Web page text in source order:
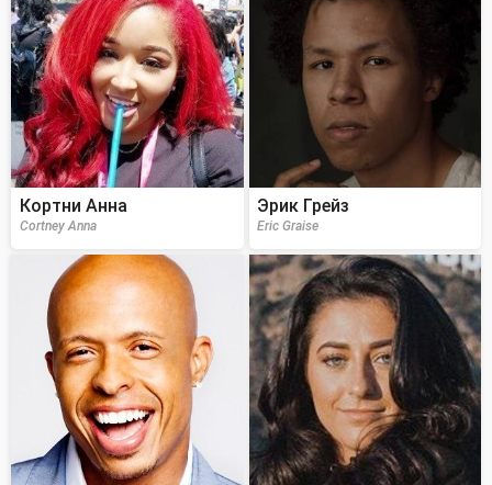
Кортни Анна
Cortney Anna
Эрик Грейз
Eric Graise